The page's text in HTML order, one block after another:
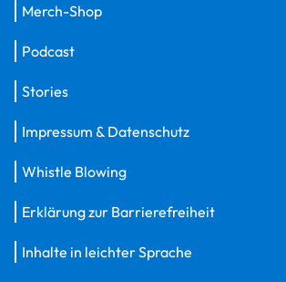
Merch-Shop
Podcast
Stories
Impressum & Datenschutz
Whistle Blowing
Erklärung zur Barrierefreiheit
Inhalte in leichter Sprache